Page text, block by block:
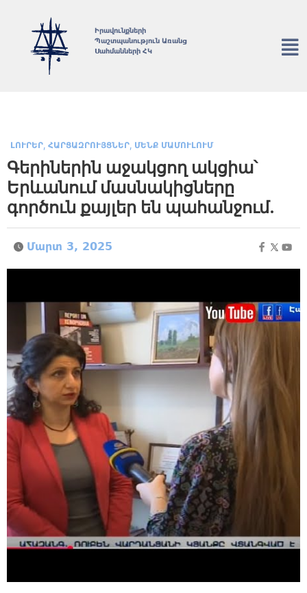
Իրավունքների
Պաշտպանություն Առանց
Սահմանների ՀԿ
ԼՈՒՐԵՐ, ՀԱՐՑԱԶՐՈՒՅՑՆԵՐ, ՄԵՆՔ ՄԱՄՈՒԼՈՒՄ
Գերիներին աջակցող ակցիա՝
Երևանում մասնակիցները
գործուն քայլեր են պահանջում.
Մարտ 3, 2025